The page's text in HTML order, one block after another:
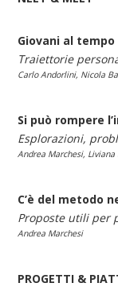
Giovani al
Traiettorie
Carlo Andorlini, Nicola
Si può rompere
Esplorazioni,
Andrea Marchesi,
C’è del metodo
Proposte utili per
Andrea Marchesi
PROGETTI &